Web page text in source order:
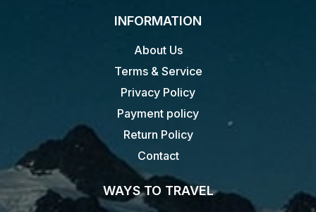
INFORMATION
About Us
Terms & Service
Privacy Policy
Payment policy
Return Policy
Contact
WAYS TO TRAVEL